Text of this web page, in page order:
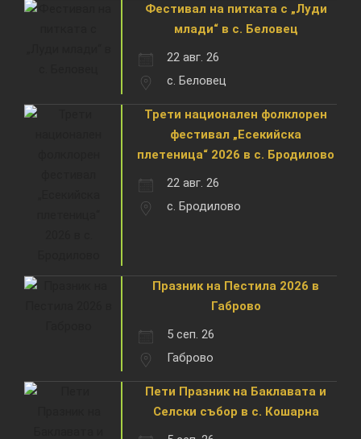
Фестивал на питката с „Луди
млади“ в с. Беловец
22 авг. 26
с. Беловец
Трети национален фолклорен
фестивал „Есекийска
плетеница“ 2026 в с. Бродилово
22 авг. 26
с. Бродилово
Празник на Пестила 2026 в
Габрово
5 сеп. 26
Габрово
Пети Празник на Баклавата и
Селски събор в с. Кошарна